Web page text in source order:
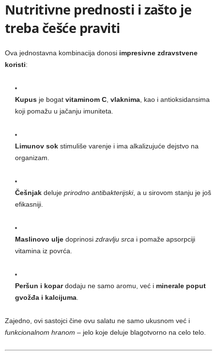
Nutritivne prednosti i zašto je
treba češće praviti
Ova jednostavna kombinacija donosi impresivne zdravstvene
koristi:
Kupus je bogat vitaminom C, vlaknima, kao i antioksidansima
koji pomažu u jačanju imuniteta.
Limunov sok stimuliše varenje i ima alkalizujuće dejstvo na
organizam.
Češnjak deluje prirodno antibakterijski, a u sirovom stanju je još
efikasniji.
Maslinovo ulje doprinosi zdravlju srca i pomaže apsorpciji
vitamina iz povrća.
Peršun i kopardodaju ne samo aromu, već i minerale poput
gvožđa i kalcijuma.
Zajedno, ovi sastojci čine ovu salatu ne samo ukusnom već i
funkcionalnom hranom – jelo koje deluje blagotvorno na celo telo.